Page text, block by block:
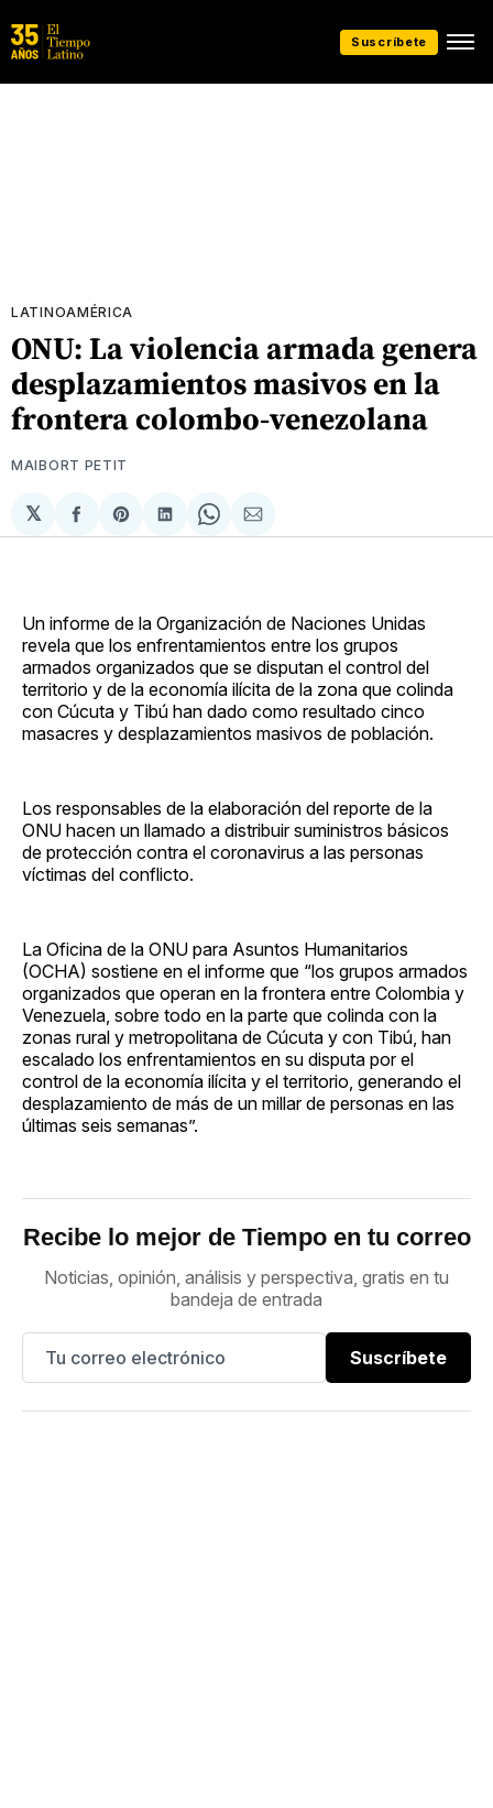
Suscríbete
LATINOAMÉRICA
ONU: La violencia armada genera
desplazamientos masivos en la
frontera colombo-venezolana
MAIBORT PETIT
𝕏
Compartir
en
Share
on
Compartir
en
Share
on
Compartir
via
Un informe de la Organización de Naciones Unidas
revela que los enfrentamientos entre los grupos
armados organizados que se disputan el control del
territorio y de la economía ilícita de la zona que colinda
con Cúcuta y Tibú han dado como resultado cinco
masacres y desplazamientos masivos de población.
Los responsables de la elaboración del reporte de la
ONU hacen un llamado a distribuir suministros básicos
de protección contra el coronavirus a las personas
víctimas del conflicto.
La Oficina de la ONU para Asuntos Humanitarios
(OCHA) sostiene en el informe que “los grupos armados
organizados que operan en la frontera entre Colombia y
Venezuela, sobre todo en la parte que colinda con la
zonas rural y metropolitana de Cúcuta y con Tibú, han
escalado los enfrentamientos en su disputa por el
control de la economía ilícita y el territorio, generando el
desplazamiento de más de un millar de personas en las
últimas seis semanas”.
Recibe lo mejor de Tiempo en tu correo
Noticias, opinión, análisis y perspectiva, gratis en tu
bandeja de entrada
Suscríbete